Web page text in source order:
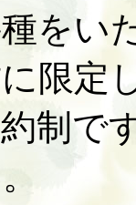
をい
限定
制で